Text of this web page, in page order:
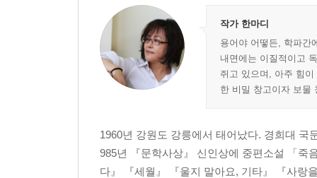
용기 _ 정말 속에서도 전진할 수 있는 능력
변화 _ 세상을 보는 시각과 삶의 방식 수정하기
자기실현 _ 진정한 자기 자신이 되는 길
작가 한마디
용어야 어떻든, 학파간
내면에는 이질적이고
쥐고 있으며, 아주 힘
한 비밀 창고이자 보물
1960년 강원도 강릉에서 태어났다. 경희대 국
985년 『문학사상』 신인상에 중편소설 「죽
다』 『세월』 『울지 말아요, 기타』 『사랑